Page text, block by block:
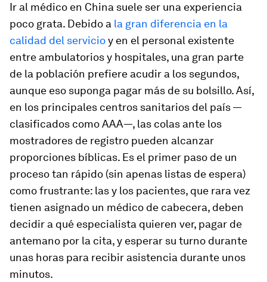
Ir al médico en China suele ser una experiencia
poco grata. Debido a la gran diferencia en la
calidad del servicioy en el personal existente
entre ambulatorios y hospitales, una gran parte
de la población prefiere acudir a los segundos,
aunque eso suponga pagar más de su bolsillo. Así,
en los principales centros sanitarios del país —
clasificados como AAA—, las colas ante los
mostradores de registro pueden alcanzar
proporciones bíblicas. Es el primer paso de un
proceso tan rápido (sin apenas listas de espera)
como frustrante: las y los pacientes, que rara vez
tienen asignado un médico de cabecera, deben
decidir a qué especialista quieren ver, pagar de
antemano por la cita, y esperar su turno durante
unas horas para recibir asistencia durante unos
minutos.